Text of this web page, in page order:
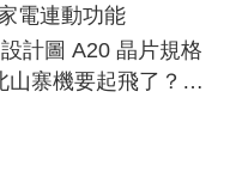
電連動功能
計圖 A20 晶片規格
山寨機要起飛了？專